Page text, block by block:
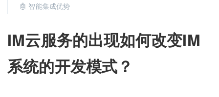
IM云服务的出现如何改变IM
系统的开发模式？
🤖 智能集成优势